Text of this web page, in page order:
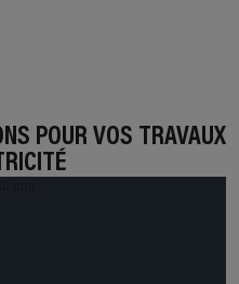
POUR VOS TRAVAUX